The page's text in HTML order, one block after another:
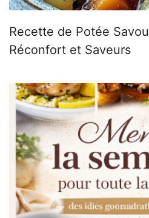
Recette de Potée
Réconfort et Saveurs